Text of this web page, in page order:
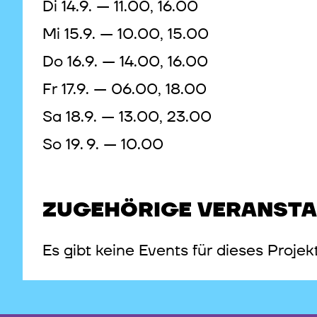
Di 14.9. — 11.00, 16.00
Mi 15.9. — 10.00, 15.00
Do 16.9. — 14.00, 16.00
Fr 17.9. — 06.00, 18.00
Sa 18.9. — 13.00, 23.00
So 19. 9. — 10.00
ZUGEHÖRIGE
Es gibt keine Events für dieses